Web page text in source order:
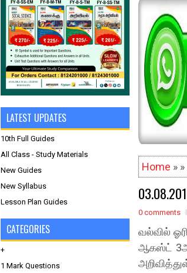
Home »
0 comments
வல்வில்
ஆகஸ்ட்
LATEST UPDATES
10th Full Guides
All Class - Study Materials
New Guides
New Syllabus
Lesson Plan Guides
CATEGORIES
+
1 Mark Questions